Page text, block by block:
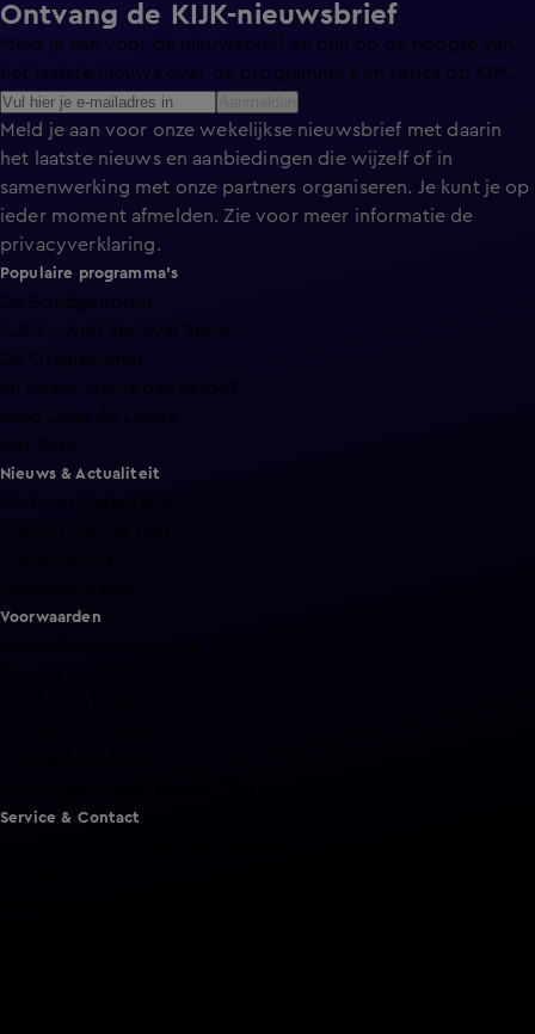
Ontvang de KIJK-nieuwsbrief
Meld je aan voor de nieuwsbrief en blijf op de hoogte van
het laatste nieuws over de programma’s en series op KIJK.
Meld je aan voor onze wekelijkse nieuwsbrief met daarin
het laatste nieuws en aanbiedingen die wijzelf of in
samenwerking met onze partners organiseren. Je kunt je op
ieder moment afmelden. Zie voor meer informatie de
privacyverklaring.
Populaire programma's
De Bondgenoten
A.S.S. - Anti Survival Show
De Oranjezomer
Mi Dushi: wat is dan liefde?
Nieuws & Actualiteit
Voorwaarden
Service & Contact